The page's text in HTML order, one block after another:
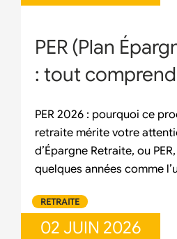
PER (Plan
: tout
PER 2026 : pourquoi ce
retraite mérite votre
d’Épargne Retraite, ou
quelques années comme
RETRAITE
02 JUIN 2026